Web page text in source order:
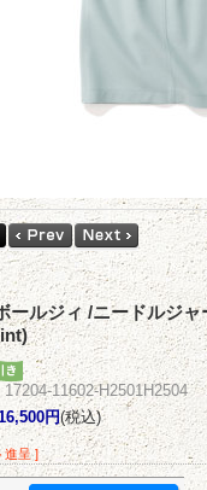
ールジィ /ニードルジャ
11602-H2501H2504
円(税込)
進呈 ]